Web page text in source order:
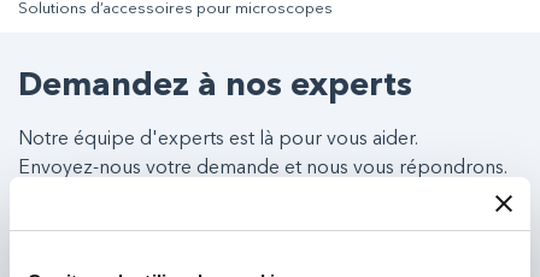
Solutions d’accessoires pour microscopes
Demandez à nos experts
Notre équipe d'experts est là pour vous aider.
Envoyez-nous votre demande et nous vous répondrons.